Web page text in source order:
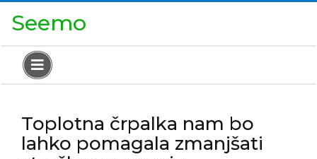
Seemo
Toplotna črpalka nam bo
lahko pomagala zmanjšati